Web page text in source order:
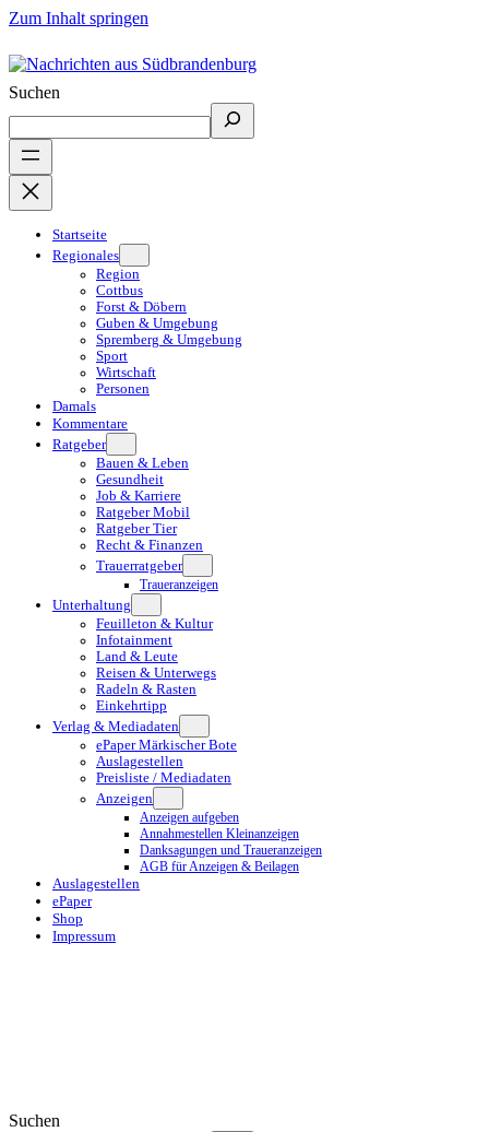
Zum Inhalt springen
Suchen
Startseite
Regionales
Region
Cottbus
Forst & Döbern
Guben & Umgebung
Spremberg & Umgebung
Sport
Wirtschaft
Personen
Damals
Kommentare
Ratgeber
Bauen & Leben
Gesundheit
Job & Karriere
Ratgeber Mobil
Ratgeber Tier
Recht & Finanzen
Trauerratgeber
Traueranzeigen
Unterhaltung
Feuilleton & Kultur
Infotainment
Land & Leute
Reisen & Unterwegs
Radeln & Rasten
Einkehrtipp
Verlag & Mediadaten
ePaper Märkischer Bote
Auslagestellen
Preisliste / Mediadaten
Anzeigen
Anzeigen aufgeben
Annahmestellen Kleinanzeigen
Danksagungen und Traueranzeigen
AGB für Anzeigen & Beilagen
Auslagestellen
ePaper
Shop
Impressum
Suchen